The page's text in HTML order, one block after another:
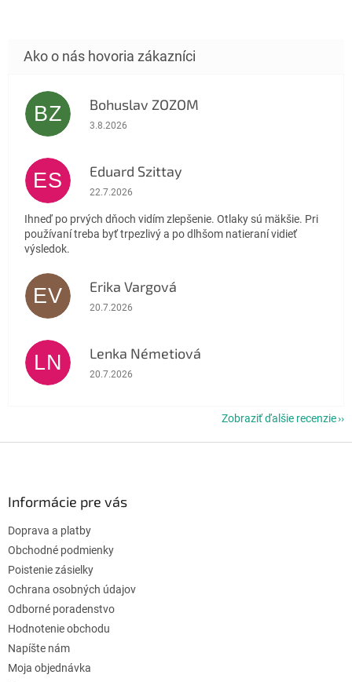
BZ Bohuslav ZOZOM
Hodnotenie obchodu je 5 z 5 hviezdičiek.
3.8.2026
ES Eduard Szittay
Hodnotenie obchodu je 5 z 5 hviezdičiek.
22.7.2026
Ihneď po prvých dňoch vidím zlepšenie. Otlaky sú mäkšie. Pri
používaní treba byť trpezlivý a po dlhšom natieraní vidieť
výsledok.
EV Erika Vargová
Hodnotenie obchodu je 5 z 5 hviezdičiek.
20.7.2026
LN Lenka Németiová
Hodnotenie obchodu je 5 z 5 hviezdičiek.
20.7.2026
Zobraziť ďalšie recenzie
Informácie pre vás
Doprava a platby
Obchodné podmienky
Poistenie zásielky
Ochrana osobných údajov
Odborné poradenstvo
Hodnotenie obchodu
Napíšte nám
Moja objednávka